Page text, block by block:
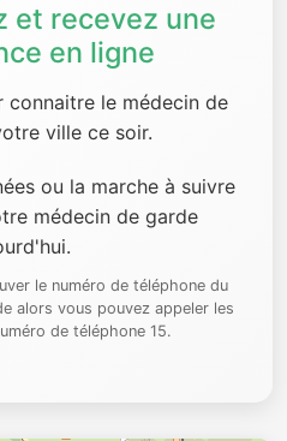
et recevez une
en ligne
connaitre le médecin de
ville ce soir.
ou la marche à suivre
médecin de garde
le numéro de téléphone du
alors vous pouvez appeler les
de téléphone 15.